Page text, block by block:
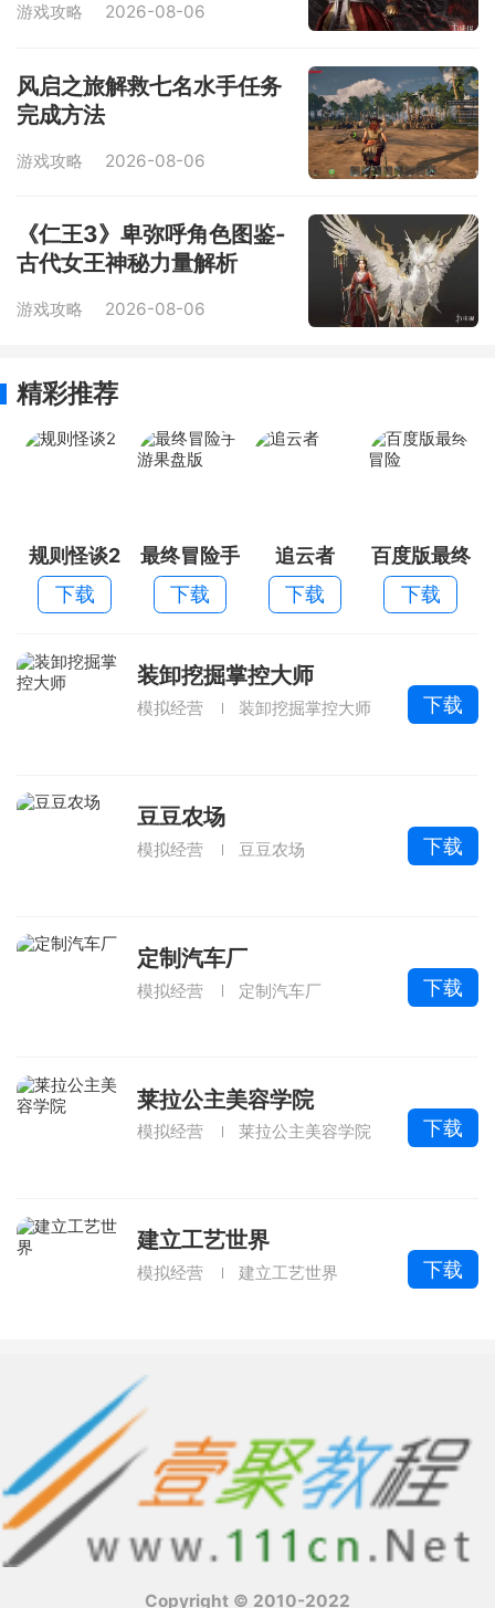
游戏攻略 2026-08-06
风启之旅解救七名水手任务
完成方法
游戏攻略 2026-08-06
《仁王3》卑弥呼角色图鉴-
古代女王神秘力量解析
游戏攻略 2026-08-06
精彩推荐
规则怪谈2
下载
最终冒险手
游果盘版
下载
追云者
下载
百度版最终
冒险
下载
装卸挖掘掌控大师
模拟经营 装卸挖掘掌控大师 下载
豆豆农场
模拟经营 豆豆农场 下载
定制汽车厂
模拟经营 定制汽车厂 下载
莱拉公主美容学院
模拟经营 莱拉公主美容学院 下载
建立工艺世界
模拟经营 建立工艺世界 下载
Copyright © 2010-2022